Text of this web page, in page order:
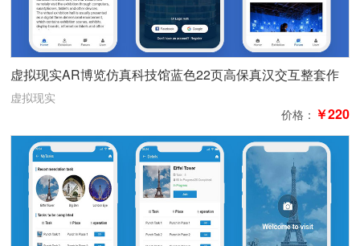
虚拟现实AR博览仿真科技馆蓝色22页高保真汉交互整套作
品
虚拟现实
价格： ￥220